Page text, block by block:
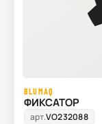
BLUMAQ
ФИКСАТОР
арт.VO232088